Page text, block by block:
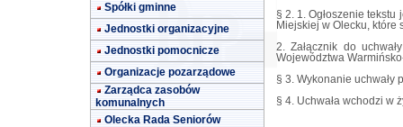
Spółki gminne
Jednostki organizacyjne
Jednostki pomocnicze
Organizacje pozarządowe
Zarządca zasobów
komunalnych
Olecka Rada Seniorów
§ 2. 1. Ogłoszenie
Miejskiej w Olecku, które
2. Załącznik do
Województwa
§ 3. Wykonanie uchwały
§ 4. Uchwała wchodzi w